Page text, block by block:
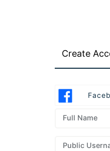
Create
Full Name
Public